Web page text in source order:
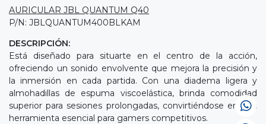
AURICULAR JBL QUANTUM Q40
P/N: JBLQUANTUM400BLKAM
DESCRIPCIÓN:
Está diseñado para situarte en el centro de la acción,
ofreciendo un sonido envolvente que mejora la precisión y
la inmersión en cada partida. Con una diadema ligera y
almohadillas de espuma viscoelástica, brinda comodidad
superior para sesiones prolongadas, convirtiéndose en una
herramienta esencial para gamers competitivos.